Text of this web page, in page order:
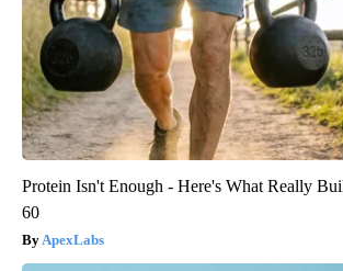
Protein Isn't Enough - Here's What Really
60
ApexLabs